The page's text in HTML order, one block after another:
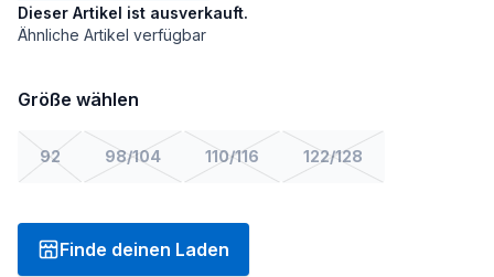
Dieser Artikel ist ausverkauft.
Ähnliche Artikel verfügbar
Größe wählen
92 98/104 110/116 122/128
Finde deinen Laden